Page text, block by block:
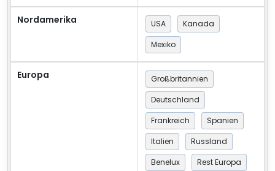
Nordamerika USA
Kanada
Mexiko
Europa
Großbritannien
Deutschland
Frankreich
Spanien
Italien
Russland
Benelux
Rest Europa